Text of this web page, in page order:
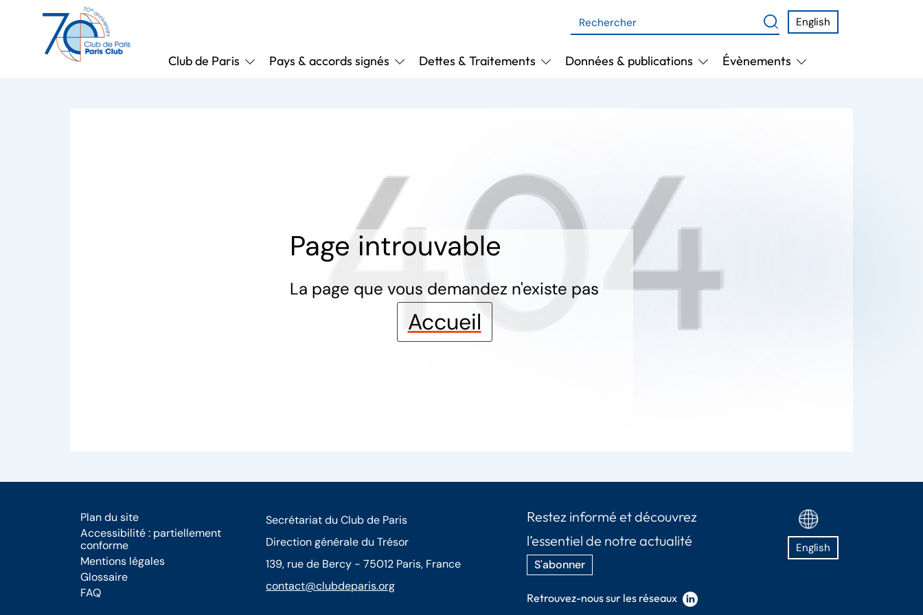
English
Club de Paris Pays & accords signés Dettes & Traitements Données & publications Évènements
404
Page introuvable
La page que vous demandez n'existe pas
Accueil
Plan du site
Accessibilité : partiellement
conforme
Mentions légales
Glossaire
FAQ
Secrétariat du Club de Paris
Direction générale du Trésor
139, rue de Bercy - 75012 Paris, France
contact@clubdeparis.org
Restez informé et découvrez
l’essentiel de notre actualité
S'abonner
Retrouvez-nous sur les réseaux
English